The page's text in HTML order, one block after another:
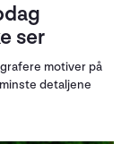
ser
motiver på
detaljene